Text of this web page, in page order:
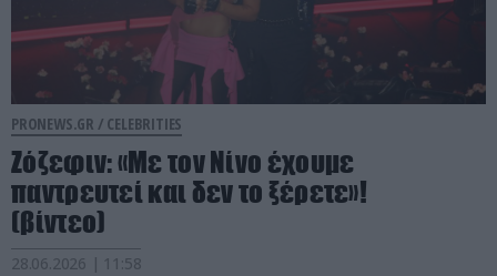
PRONEWS.GR / CELEBRITIES
Ζόζεφιν: «Με τον Νίνο έχουμε
παντρευτεί και δεν το ξέρετε»!
(βίντεο)
28.06.2026 | 11:58